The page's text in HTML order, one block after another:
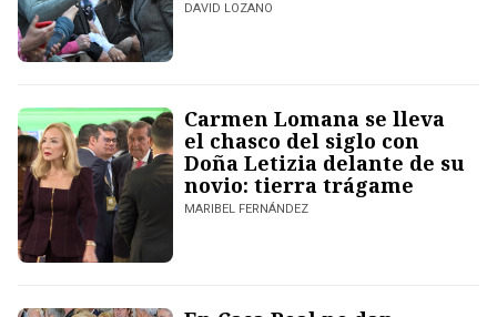
DAVID LOZANO
Carmen Lomana se lleva
el chasco del siglo con
Doña Letizia delante de su
novio: tierra trágame
MARIBEL FERNÁNDEZ